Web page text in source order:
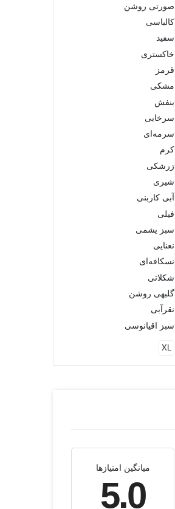
صورتی روشن
کالباسی
سفید
خاکستری
قرمز
مشکی
بنفش
سرخابی
سرمه‌ای
کرم
زرشکی
شیری
آبی کاربنی
فیلی
سبز یشمی
نعنایی
نسکافه‌ای
شکلاتی
گلبهی روشن
نقرآبی
سبز اقیانوسی
XL
میانگین امتیازها
5.0